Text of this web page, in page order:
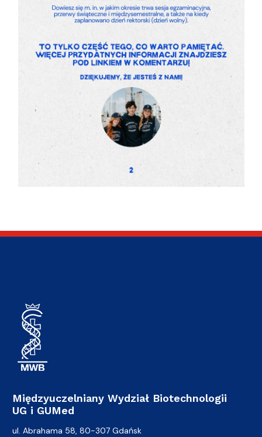
Międzyuczelniany Wydział Biotechnologii
UG i GUMed
ul. Abrahama 58, 80-307 Gdańsk